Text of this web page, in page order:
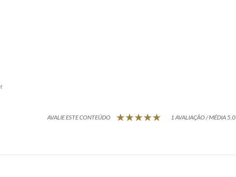
AVALIE ESTE CONTEÚDO 1 AVALIAÇÃO / MÉDIA 5,0